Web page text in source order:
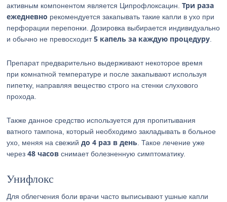
активным компонентом является Ципрофлоксацин.Три раза
ежедневно рекомендуется закапывать такие капли в ухо при
перфорации перепонки. Дозировка выбирается индивидуально
и обычно не превосходит5 капель за каждую процедуру
Препарат предварительно выдерживают некоторое время
при комнатной температуре и после закапывают используя
пипетку, направляя вещество строго на стенки слухового
прохода.
Также данное средство используется для пропитывания
ватного тампона, который необходимо закладывать в больное
ухо, меняя на свежийдо 4 раз в день . Такое лечение уже
через48 часов снимает болезненную симптоматику.
Унифлокс
Для облегчения боли врачи часто выписывают ушные капли